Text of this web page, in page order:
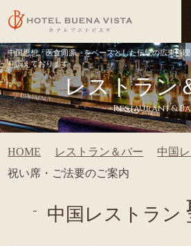
中国思想「医食同源」をベースとした伝統の広東料
り揃えております
レストラン
Restaurant &
HOME レストラン＆バー 中国
祝い席・ご法要のご案内
中国レストラン